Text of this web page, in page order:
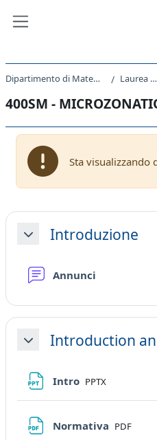
Dipartimento di Matematica e Geoscienze Laurea Magistrale
400SM -
Sta visualizzando
Schema della
MinimizzaIntroduzione
Annunci
MinimizzaIntroduction
Intro File
PPTX
Normativa File
PDF